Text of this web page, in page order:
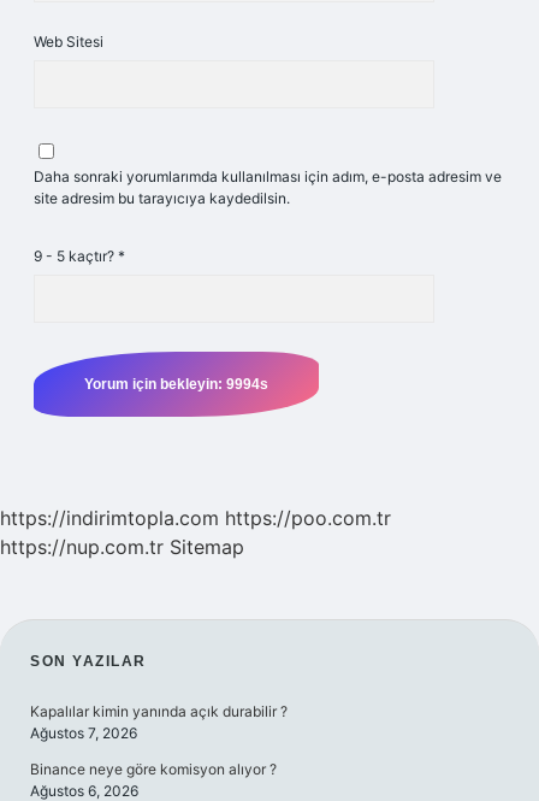
Web Sitesi
Daha sonraki yorumlarımda kullanılması için adım, e-posta adresim ve
site adresim bu tarayıcıya kaydedilsin.
9 - 5 kaçtır? *
https://indirimtopla.com https://poo.com.tr
https://nup.com.tr Sitemap
SIDEBAR
SON YAZILAR
Kapalılar kimin yanında açık durabilir ?
Ağustos 7, 2026
Binance neye göre komisyon alıyor ?
Ağustos 6, 2026